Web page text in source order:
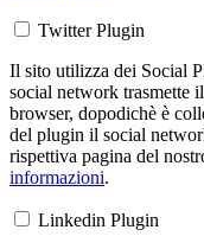
Twitter Plugin
Il sito utilizza dei Social
social network trasmette
browser, dopodichè è
del plugin il social
rispettiva pagina del
informazioni.
Linkedin Plugin